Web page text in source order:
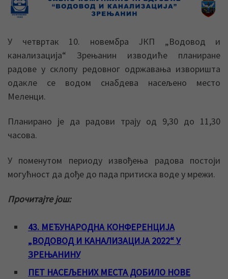
У четвртак 10. новембра ЈКП „Водовод и
канализација“ Зрењанин изводиће планиране
радове у склопу редовног одржавања изворишта
одакле се водом снабдева насељено место
Меленци.
Планирано је да радови трају од 9,30 до 11,30
часова.
У поменутом периоду извођења радова постоји
могућност да дође до пада притиска воде у мрежи.
Прочитајте још:
43. МЕЂУНАРОДНА КОНФЕРЕНЦИЈА
„ВОДОВОД И КАНАЛИЗАЦИЈА 2022“ У
ЗРЕЊАНИНУ
ПЕТ НАСЕЉЕНИХ МЕСТА ДОБИЛО НОВЕ